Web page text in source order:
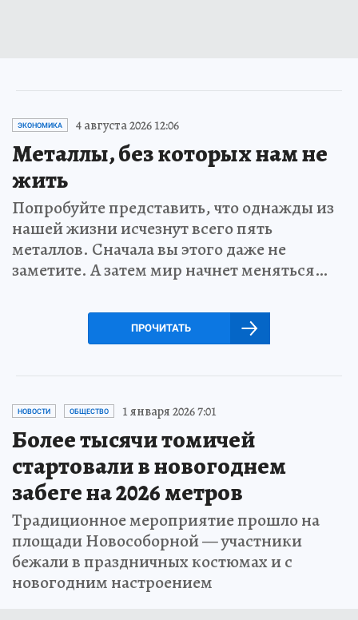
ЭКОНОМИКА 4 августа 2026 12:06
Металлы, без которых нам не
жить
Попробуйте представить, что однажды из
нашей жизни исчезнут всего пять
металлов. Сначала вы этого даже не
заметите. А затем мир начнет меняться…
ПРОЧИТАТЬ
НОВОСТИ ОБЩЕСТВО 1 января 2026 7:01
Более тысячи томичей
стартовали в новогоднем
забеге на 2026 метров
Традиционное мероприятие прошло на
площади Новособорной — участники
бежали в праздничных костюмах и с
новогодним настроением